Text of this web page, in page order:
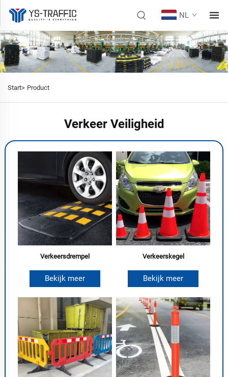
NL
Start> Product
Verkeer Veiligheid
Verkeersdrempel
Bekijk meer
Verkeerskegel
Bekijk meer